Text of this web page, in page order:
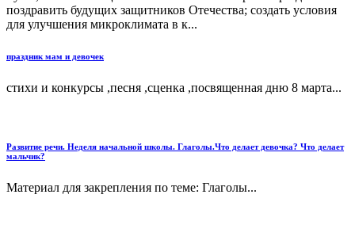
поздравить будущих защитников Отечества; создать условия
для улучшения микроклимата в к...
праздник мам и девочек
стихи и конкурсы ,песня ,сценка ,посвященная дню 8 марта...
Развитие речи. Неделя начальной школы. Глаголы.Что делает девочка? Что делает
мальчик?
Материал для закрепления по теме: Глаголы...